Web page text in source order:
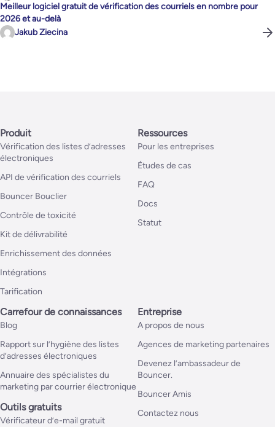
Meilleur logiciel gratuit de vérification des courriels en nombre pour
2026 et au-delà
Jakub Ziecina
Produit
Vérification des listes d’adresses
électroniques
API de vérification des courriels
Bouncer Bouclier
Contrôle de toxicité
Kit de délivrabilité
Enrichissement des données
Intégrations
Tarification
Ressources
Pour les entreprises
Études de cas
FAQ
Docs
Statut
Carrefour de connaissances
Blog
Rapport sur l’hygiène des listes
d’adresses électroniques
Annuaire des spécialistes du
marketing par courrier électronique
Outils gratuits
Vérificateur d’e-mail gratuit
Entreprise
A propos de nous
Agences de marketing partenaires
Devenez l’ambassadeur de
Bouncer.
Bouncer Amis
Contactez nous